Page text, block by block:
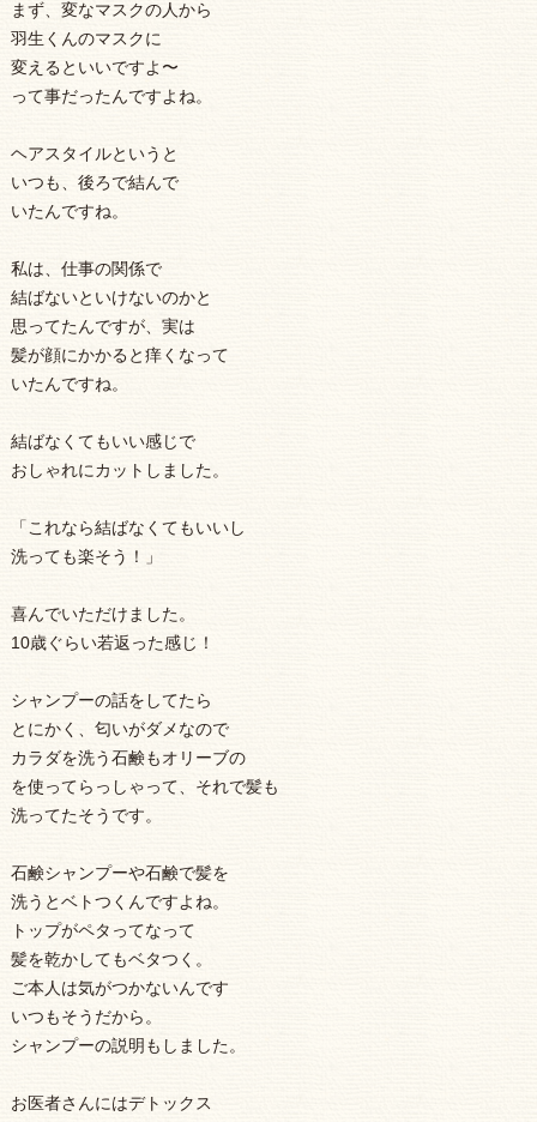
まず、変なマスクの人から
羽生くんのマスクに
変えるといいですよ〜
って事だったんですよね。
ヘアスタイルというと
いつも、後ろで結んで
いたんですね。
私は、仕事の関係で
結ばないといけないのかと
思ってたんですが、実は
髪が顔にかかると痒くなって
いたんですね。
結ばなくてもいい感じで
おしゃれにカットしました。
「これなら結ばなくてもいいし
洗っても楽そう！」
喜んでいただけました。
10歳ぐらい若返った感じ！
シャンプーの話をしてたら
とにかく、匂いがダメなので
カラダを洗う石鹸もオリーブの
を使ってらっしゃって、それで髪も
洗ってたそうです。
石鹸シャンプーや石鹸で髪を
洗うとベトつくんですよね。
トップがペタってなって
髪を乾かしてもベタつく。
ご本人は気がつかないんです
いつもそうだから。
シャンプーの説明もしました。
お医者さんにはデトックス